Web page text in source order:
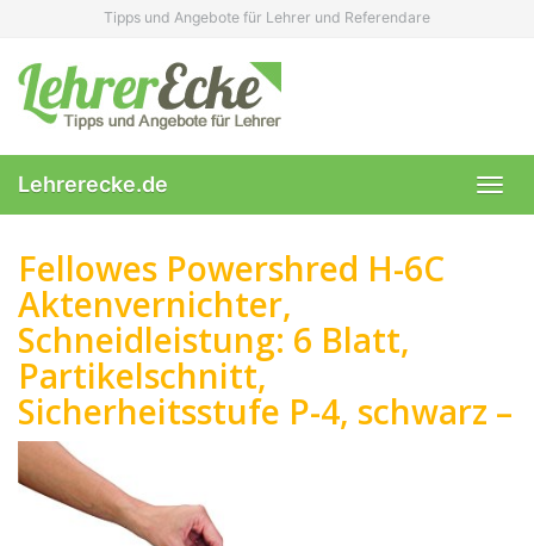
content
Tipps und Angebote für Lehrer und Referendare
Lehrerecke.de
Fellowes Powershred H-6C
Aktenvernichter,
Schneidleistung: 6 Blatt,
Partikelschnitt,
Sicherheitsstufe P-4, schwarz –